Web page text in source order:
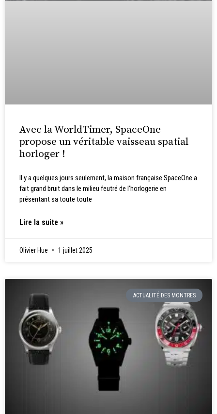
Avec la WorldTimer, SpaceOne
propose un véritable vaisseau spatial
horloger !
Il y a quelques jours seulement, la maison française SpaceOne a
fait grand bruit dans le milieu feutré de l’horlogerie en
présentant sa toute toute
Lire la suite »
Olivier Hue 1 juillet 2025
ACTUALITÉ DES MONTRES